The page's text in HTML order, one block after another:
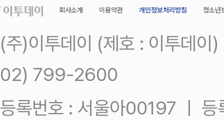
회사소개 이용약관 개인정보처리방침 청소년
(주)이투데이 (제호 : 이투데
02) 799-2600
등록번호 : 서울아00197 ㅣ